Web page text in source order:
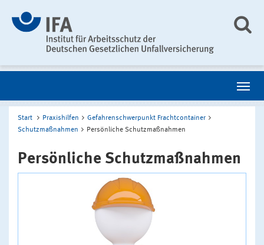
Start Praxishilfen
Gefahrenschwerpunkt Frachtcontainer
Schutzmaßnahmen
Persönliche Schutzmaßnahmen
Persönliche Schutzmaßnahmen